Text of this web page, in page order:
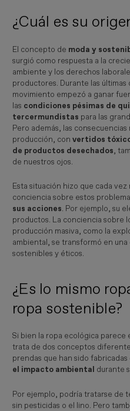
¿Cuál es su
El concepto de moda y
surgió como respuesta a la
ambiente y los derechos
productores. Durante las últimas
movimiento empezó a ganar
las condiciones pésimas de
tercermundistas para las
Pero además, las
producción, convertidos
de productos desechados,
de nuestros ojos.
Esta situación hizo que cada
conciencia sobre estos
sus acciones. Por ejemplo, su
productos. La conciencia sobre
producción masiva, como la
ambiental, se transformó en
sostenibles y éticos.
¿Es lo mismo
ropa sostenible?
Si bien la ropa ecológica parece
trata de dos conceptos
prendas que han sido fabricadas
el impacto ambiental durante
Por ejemplo, podría tratarse de
sin pesticidas o el lino. Pero